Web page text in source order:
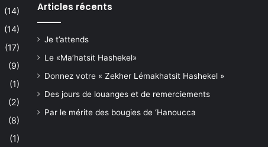
(14)
(14)
(17)
(9)
(1)
(2)
(8)
(1)
Articles récents
Je t’attends
Le «Ma’hatsit Hashekel»
Donnez votre « Zekher Lémakhatsit Hashekel »
Des jours de louanges et de remerciements
Par le mérite des bougies de ‘Hanoucca